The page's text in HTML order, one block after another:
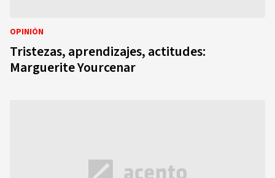
OPINIÓN
Tristezas, aprendizajes, actitudes:
Marguerite Yourcenar